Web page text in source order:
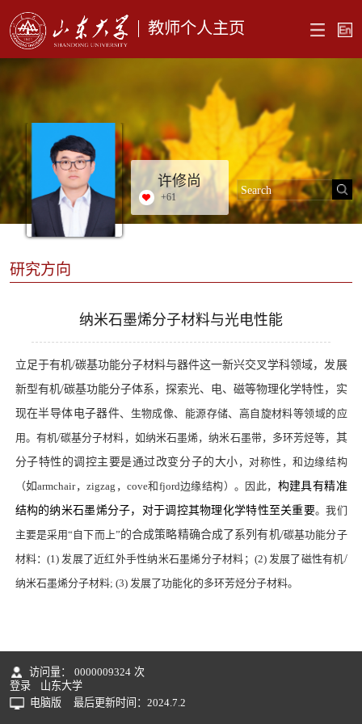
教师个人主页
许修尚
+61
研究方向
纳米石墨烯分子材料与光电性能
立足于有机/碳基功能分子材料与器件这一新兴交叉学科领域，发展
新型有机/碳基功能分子体系，探索光、电、磁等物理化学特性，实
现在半导体电子器件、生物成像、能源存储、高自旋材料等领域的应
用。有机/碳基分子材料，如纳米石墨烯，纳米石墨带，多环芳烃等， 其
分子特性的调控主要是通过改变分子的大小 ，对称性，和边缘结构
（如armchair，zigzag ， cove和fjord边缘结构）。因此， 构建具有精准
结构的纳米石墨烯分子，对于调控其物理化学特性至关重要。我们
主要是采用“自下而上”的合成策略精确合成了系列有机/碳基功能分子
材料：(1) 发展了近红外手性纳米石墨烯分子材料； (2) 发展了磁性有机/
纳米石墨烯分子材料; (3) 发展了功能化的多环芳烃分子材料。
访问量： 0000009324 次
登录
山东大学
电脑版
最后更新时间： 2024.7.2